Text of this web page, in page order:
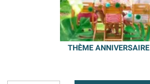
THÈME ANNIVERSAIRE